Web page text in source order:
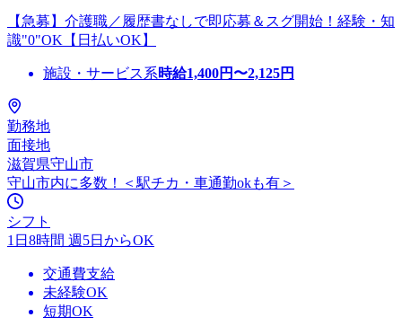
【急募】介護職／履歴書なしで即応募＆スグ開始！経験・知
識"0"OK【日払いOK】
施設・サービス系時給1,400円〜2,125円
勤務地
面接地
滋賀県守山市
守山市内に多数！＜駅チカ・車通勤okも有＞
シフト
1日8時間 週5日からOK
交通費支給
未経験OK
短期OK